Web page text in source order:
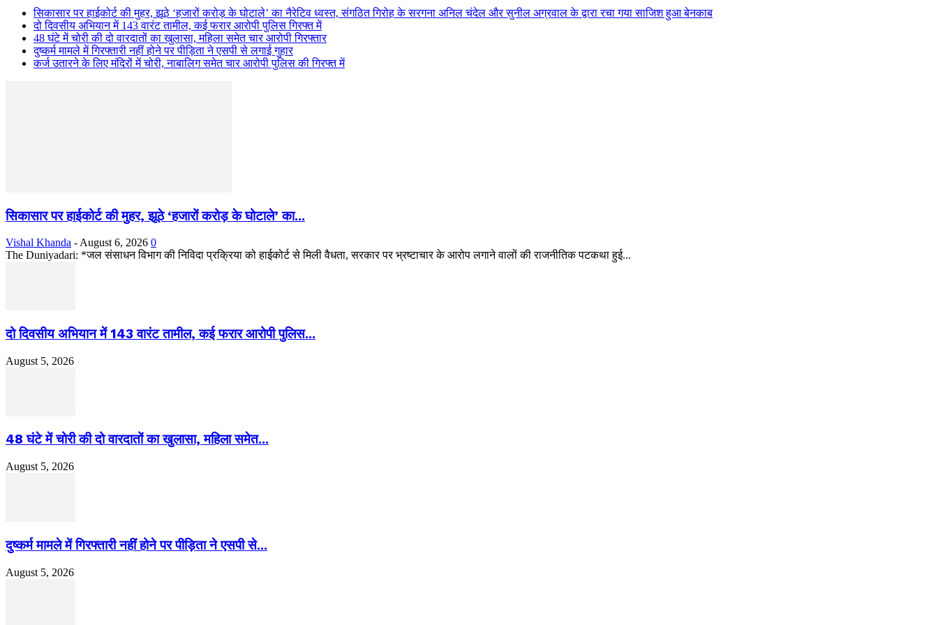
सिकासार पर हाईकोर्ट की मुहर, झूठे ‘हजारों करोड़ के घोटाले’ का नैरेटिव ध्वस्त, संगठित गिरोह के सरगना अनिल चंदेल और सुनील अग्रवाल के द्वारा रचा गया साजिश हुआ बेनकाब
दो दिवसीय अभियान में 143 वारंट तामील, कई फरार आरोपी पुलिस गिरफ्त में
48 घंटे में चोरी की दो वारदातों का खुलासा, महिला समेत चार आरोपी गिरफ्तार
दुष्कर्म मामले में गिरफ्तारी नहीं होने पर पीड़िता ने एसपी से लगाई गुहार
कर्ज उतारने के लिए मंदिरों में चोरी, नाबालिग समेत चार आरोपी पुलिस की गिरफ्त में
सिकासार पर हाईकोर्ट की मुहर, झूठे ‘हजारों करोड़ के घोटाले’ का...
Vishal Khanda - August 6, 2026 0
The Duniyadari: *जल संसाधन विभाग की निविदा प्रक्रिया को हाईकोर्ट से मिली वैधता, सरकार पर भ्रष्टाचार के आरोप लगाने वालों की राजनीतिक पटकथा हुई...
दो दिवसीय अभियान में 143 वारंट तामील, कई फरार आरोपी पुलिस...
August 5, 2026
48 घंटे में चोरी की दो वारदातों का खुलासा, महिला समेत...
August 5, 2026
दुष्कर्म मामले में गिरफ्तारी नहीं होने पर पीड़िता ने एसपी से...
August 5, 2026